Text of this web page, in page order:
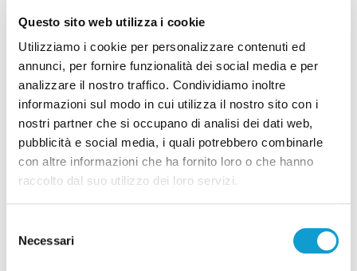
Questo sito web utilizza i cookie
Utilizziamo i cookie per personalizzare contenuti ed
annunci, per fornire funzionalità dei social media e per
analizzare il nostro traffico. Condividiamo inoltre
informazioni sul modo in cui utilizza il nostro sito con i
nostri partner che si occupano di analisi dei dati web,
pubblicità e social media, i quali potrebbero combinarle
con altre informazioni che ha fornito loro o che hanno
raccolto dal suo utilizzo dei loro servizi.
delNecessari
al venerdì, dalle ore 08.30 alle 12.30
TAG:
PESARO ZANZARA TIGRE